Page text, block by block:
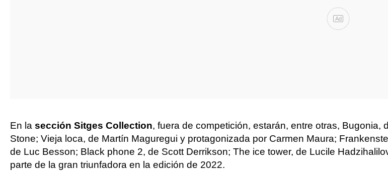
Ad
En la sección Sitges Collection, fuera de competición, estarán, entre otras,
Stone; Vieja loca, de Martín Maguregui y protagonizada por Carmen Maura;
de Luc Besson; Black phone 2, de Scott Derrikson; The ice tower, de Lucile
parte de la gran triunfadora en la edición de 2022.